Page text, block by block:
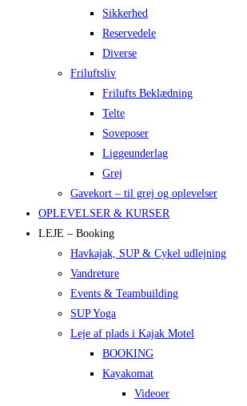
Sikkerhed
Reservedele
Diverse
Friluftsliv
Frilufts Beklædning
Telte
Soveposer
Liggeunderlag
Grej
Gavekort – til grej og oplevelser
OPLEVELSER & KURSER
LEJE – Booking
Havkajak, SUP & Cykel udlejning
Vandreture
Events & Teambuilding
SUP Yoga
Leje af plads i Kajak Motel
BOOKING
Kayakomat
Videoer